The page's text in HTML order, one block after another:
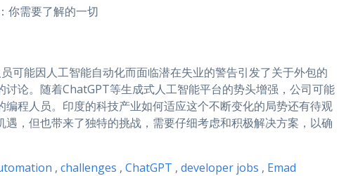
你需要了解的一切
可能因人工智能自动化而面临潜在失业的警告引发了关于外包的
论。随着ChatGPT等生成式人工智能平台的势头增强，公司可能
程人员。印度的科技产业如何适应这个不断变化的局势还有待观
，但也带来了独特的挑战，需要仔细考虑和积极解决方案，以确
, challenges , ChatGPT , developer jobs , Emad